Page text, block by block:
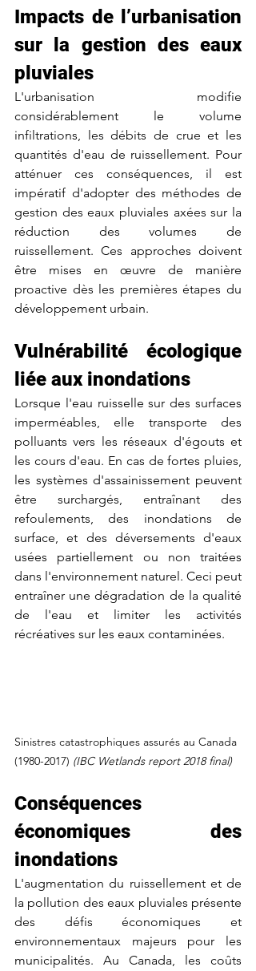
Impacts de l’urbanisation
sur la gestion des eaux
pluviales
L'urbanisation modifie
considérablement le volume
infiltrations, les débits de crue et les
quantités d'eau de ruissellement. Pour
atténuer ces conséquences, il est
impératif d'adopter des méthodes de
gestion des eaux pluviales axées sur la
réduction des volumes de
ruissellement. Ces approches doivent
être mises en œuvre de manière
proactive dès les premières étapes du
développement urbain.
Vulnérabilité écologique
liée aux inondations
Lorsque l'eau ruisselle sur des surfaces
imperméables, elle transporte des
polluants vers les réseaux d'égouts et
les cours d'eau. En cas de fortes pluies,
les systèmes d'assainissement peuvent
être surchargés, entraînant des
refoulements, des inondations de
surface, et des déversements d'eaux
usées partiellement ou non traitées
dans l'environnement naturel. Ceci peut
entraîner une dégradation de la qualité
de l'eau et limiter les activités
récréatives sur les eaux contaminées.
Sinistres catastrophiques assurés au Canada
(1980-2017) (IBC Wetlands report 2018 final)
Conséquences
économiques des
inondations
L'augmentation du ruissellement et de
la pollution des eaux pluviales présente
des défis économiques et
environnementaux majeurs pour les
municipalités. Au Canada, les coûts